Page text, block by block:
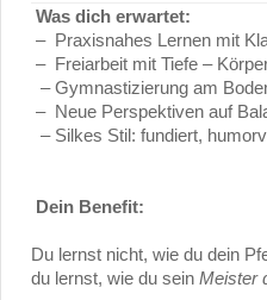
Was dich erwartet:
– Praxisnahes Lernen mit
– Freiarbeit mit Tiefe –
– Gymnastizierung am
– Neue Perspektiven auf
– Silkes Stil: fundiert,
Dein Benefit:
Du lernst nicht, wie du dein
du lernst, wie du sein Meister